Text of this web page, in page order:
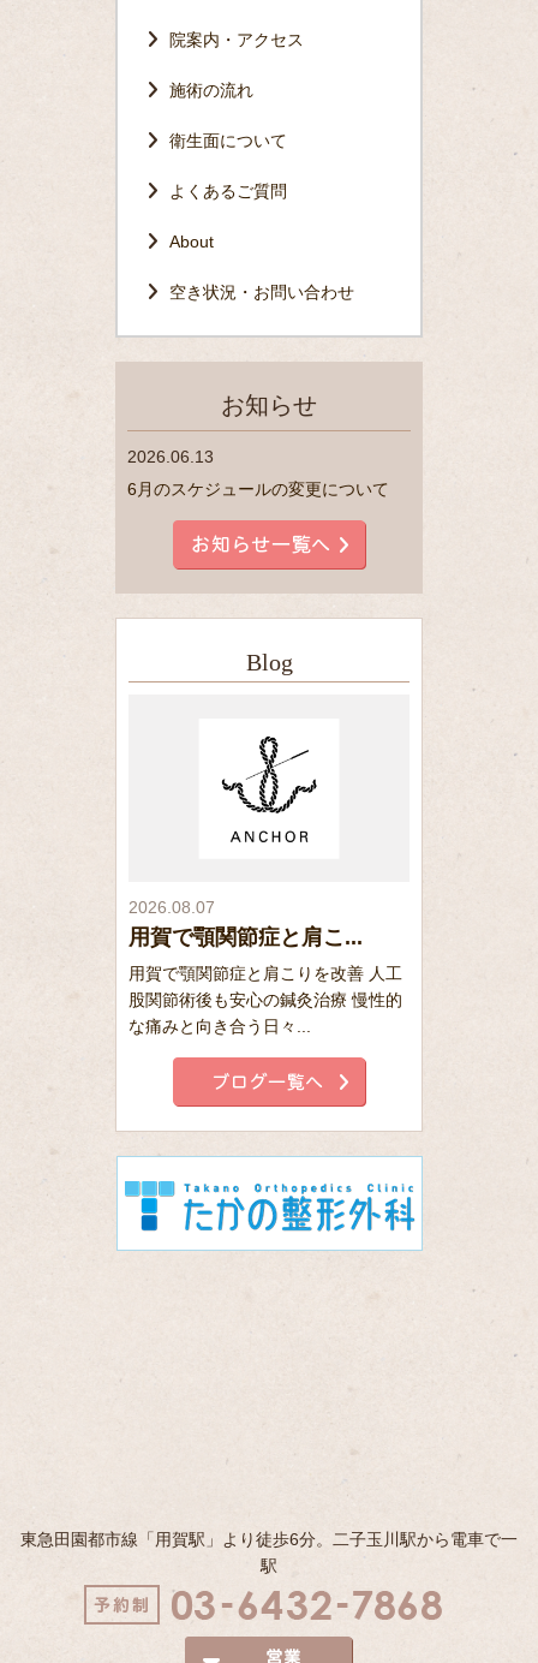
院案内・アクセス
施術の流れ
衛生面について
よくあるご質問
About
空き状況・お問い合わせ
お知らせ
2026.06.13
6月のスケジュールの変更について
Blog
2026.08.07
用賀で顎関節症と肩こ...
用賀で顎関節症と肩こりを改善 人工
股関節術後も安心の鍼灸治療 慢性的
な痛みと向き合う日々...
東急田園都市線「用賀駅」より徒歩6分。二子玉川駅から電車で一
駅